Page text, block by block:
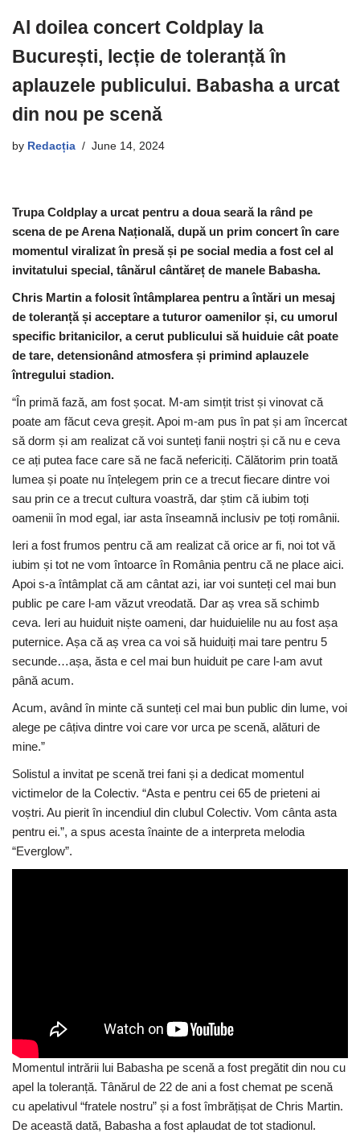
Al doilea concert Coldplay la
București, lecție de toleranță în
aplauzele publicului. Babasha a urcat
din nou pe scenă
by Redacția June 14, 2024
Trupa Coldplay a urcat pentru a doua seară la rând pe
scena de pe Arena Națională, după un prim concert în care
momentul viralizat în presă și pe social media a fost cel al
invitatului special, tânărul cântăreț de manele Babasha.
Chris Martin a folosit întâmplarea pentru a întări un mesaj
de toleranță și acceptare a tuturor oamenilor și, cu umorul
specific britanicilor, a cerut publicului să huiduie cât poate
de tare, detensionând atmosfera și primind aplauzele
întregului stadion.
“În primă fază, am fost șocat. M-am simțit trist și vinovat că
poate am făcut ceva greșit. Apoi m-am pus în pat și am încercat
să dorm și am realizat că voi sunteți fanii noștri și că nu e ceva
ce ați putea face care să ne facă nefericiți. Călătorim prin toată
lumea și poate nu înțelegem prin ce a trecut fiecare dintre voi
sau prin ce a trecut cultura voastră, dar știm că iubim toți
oamenii în mod egal, iar asta înseamnă inclusiv pe toți românii.
Ieri a fost frumos pentru că am realizat că orice ar fi, noi tot vă
iubim și tot ne vom întoarce în România pentru că ne place aici.
Apoi s-a întâmplat că am cântat azi, iar voi sunteți cel mai bun
public pe care l-am văzut vreodată. Dar aș vrea să schimb
ceva. Ieri au huiduit niște oameni, dar huiduielile nu au fost așa
puternice. Așa că aș vrea ca voi să huiduiți mai tare pentru 5
secunde…așa, ăsta e cel mai bun huiduit pe care l-am avut
până acum.
Acum, având în minte că sunteți cel mai bun public din lume, voi
alege pe câțiva dintre voi care vor urca pe scenă, alături de
mine.”
Solistul a invitat pe scenă trei fani și a dedicat momentul
victimelor de la Colectiv. “Asta e pentru cei 65 de prieteni ai
voștri. Au pierit în incendiul din clubul Colectiv. Vom cânta asta
pentru ei.”, a spus acesta înainte de a interpreta melodia
“Everglow”.
Momentul intrării lui Babasha pe scenă a fost pregătit din nou cu
apel la toleranță. Tânărul de 22 de ani a fost chemat pe scenă
cu apelativul “fratele nostru” și a fost îmbrățișat de Chris Martin.
De această dată, Babasha a fost aplaudat de tot stadionul.